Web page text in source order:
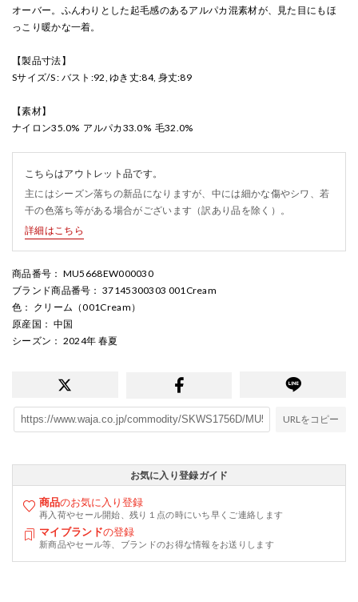
オーバー。ふんわりとした起毛感のあるアルパカ混素材が、見た目にもほ
っこり暖かな一着。
【製品寸法】
Sサイズ/S : バスト:92, ゆき丈:84, 身丈:89
【素材】
ナイロン35.0% アルパカ33.0% 毛32.0%
こちらはアウトレット品です。
主にはシーズン落ちの新品になりますが、中には細かな傷やシワ、若
干の色落ち等がある場合がございます（訳あり品を除く）。
詳細はこちら
商品番号 ： MU5668EW000030
ブランド商品番号 ： 37145300303 001Cream
色 ： クリーム（001Cream）
原産国 ： 中国
シーズン ： 2024年 春夏
URLをコピー
お気に入り登録ガイド
商品のお気に入り登録
再入荷やセール開始、残り１点の時にいち早くご連絡します
マイブランドの登録
新商品やセール等、ブランドのお得な情報をお送りします